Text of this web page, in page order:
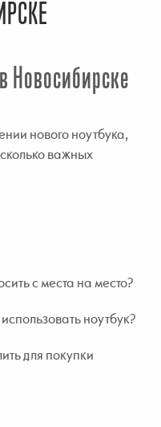
Новосибирске
нового ноутбука,
важных
с места на место?
ноутбук?
для покупки